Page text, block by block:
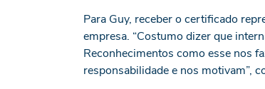
Para Guy, receber o certificado
empresa. “Costumo dizer que
Reconhecimentos como esse nos
responsabilidade e nos motivam”,